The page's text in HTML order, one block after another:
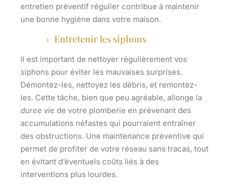
entretien préventif régulier contribue à maintenir
une bonne hygiène dans votre maison.
Entretenir les siphons
Il est important de nettoyer régulièrement vos
siphons pour éviter les mauvaises surprises.
Démontez-les, nettoyez les débris, et remontez-
les. Cette tâche, bien que peu agréable, allonge la
duree vie de votre plomberie en prévenant des
accumulations néfastes qui pourraient entraîner
des obstructions. Une maintenance préventive qui
permet de profiter de votre réseau sans tracas, tout
en évitant d’éventuels coûts liés à des
interventions plus lourdes.